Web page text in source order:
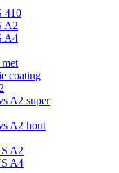
410
A2
A4
coating
A2 super
A2 hout
A2
A4